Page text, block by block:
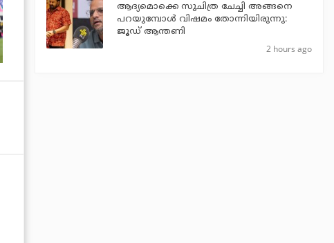
ആദ്യമൊക്കെ സുചിത്ര ചേച്ചി അങ്ങനെ
പറയുമ്പോൾ വിഷമം തോന്നിയിരുന്നു:
ജൂഡ് ആന്തണി
2 hours ago